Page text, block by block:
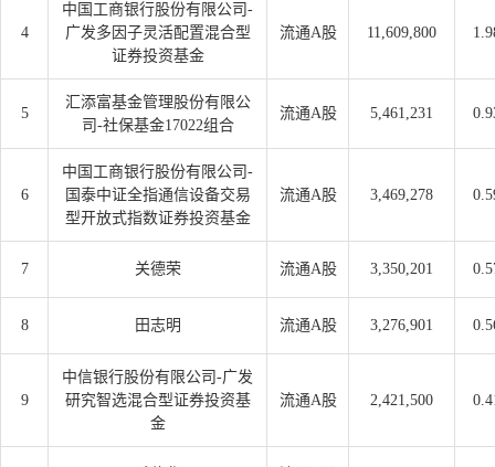
4
中国工商银行股份有限公司-
广发多因子灵活配置混合型
证券投资基金
流通A股 11,609,800
5
汇添富基金管理股份有限公
司-社保基金17022组合
流通A股 5,461,231
6
中国工商银行股份有限公司-
国泰中证全指通信设备交易
型开放式指数证券投资基金
流通A股 3,469,278
7 关德荣 流通A股 3,350,201
8 田志明 流通A股 3,276,901
9
中信银行股份有限公司-广发
研究智选混合型证券投资基
金
流通A股 2,421,500